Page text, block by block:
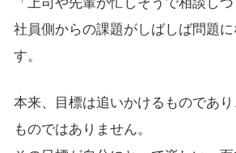
社員側からの課題がしばしば問題
す。
本来、目標は追いかけるものであ
ものではありません。